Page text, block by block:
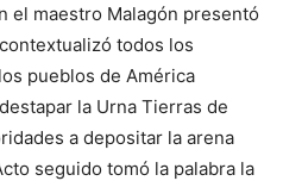
el maestro Malagón presentó
todos los
pueblos de América
la Urna Tierras de
a depositar la arena
seguido tomó la palabra la